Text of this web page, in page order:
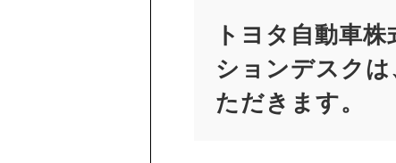
トヨタ自動車
ションデスク
ただきます。